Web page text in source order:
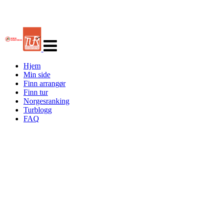
navigasjon
Hjem
Min side
Finn arrangør
Finn tur
Norgesranking
Turblogg
FAQ